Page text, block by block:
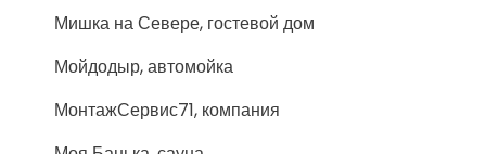
Мишка на Севере, гостевой дом
Мойдодыр, автомойка
МонтажСервис71, компания